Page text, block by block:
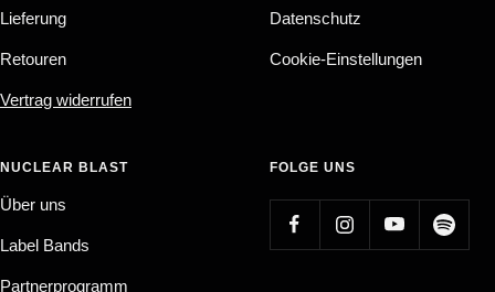
Lieferung
Retouren
Vertrag widerrufen
Datenschutz
Cookie-Einstellungen
NUCLEAR BLAST
Über uns
Label Bands
Partnerprogramm
FOLGE UNS